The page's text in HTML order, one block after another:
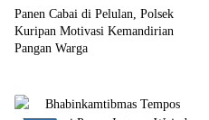
Panen Cabai di Pelulan, Polsek
Kuripan Motivasi Kemandirian
Pangan Warga